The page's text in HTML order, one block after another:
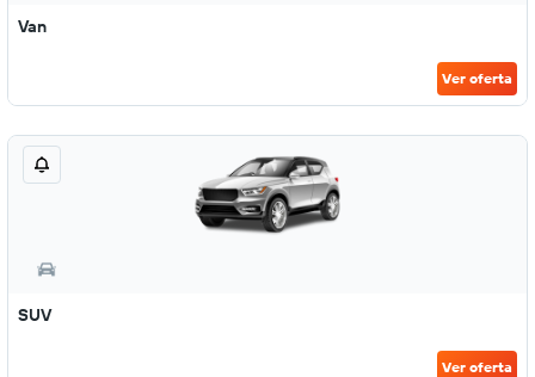
Van
Ver oferta
SUV
Ver oferta